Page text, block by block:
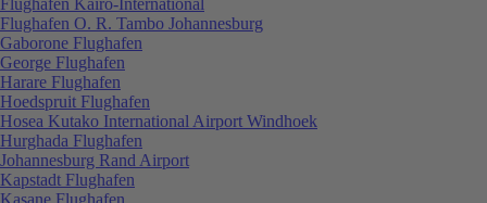
Flughafen O. R. Tambo Johannesburg
Gaborone Flughafen
George Flughafen
Harare Flughafen
Hoedspruit Flughafen
Hosea Kutako International Airport Windhoek
Hurghada Flughafen
Johannesburg Rand Airport
Kapstadt Flughafen
Kasane Flughafen